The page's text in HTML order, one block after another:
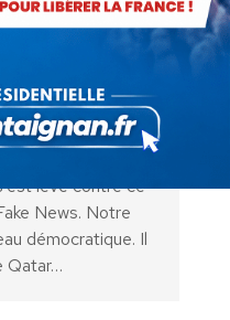
Russia
levé contre ce
News. Notre
démocratique. Il
Qatar…